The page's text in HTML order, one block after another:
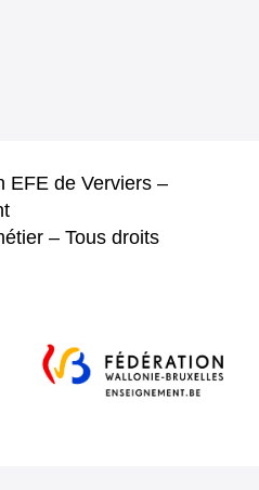
EFE de Verviers –
– Tous droits